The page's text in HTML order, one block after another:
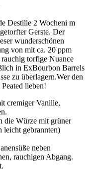
Destille 2 Wocheni m
Gerste. Der
wunderschönen
von mit ca. 20 ppm
torfige Nuance
in ExBourbon Barrels
zu überlagern.Wer den
lieben!
cremiger Vanille,
die Würze mit grüner
leicht gebrannten)
neben
rauchigen Abgang.